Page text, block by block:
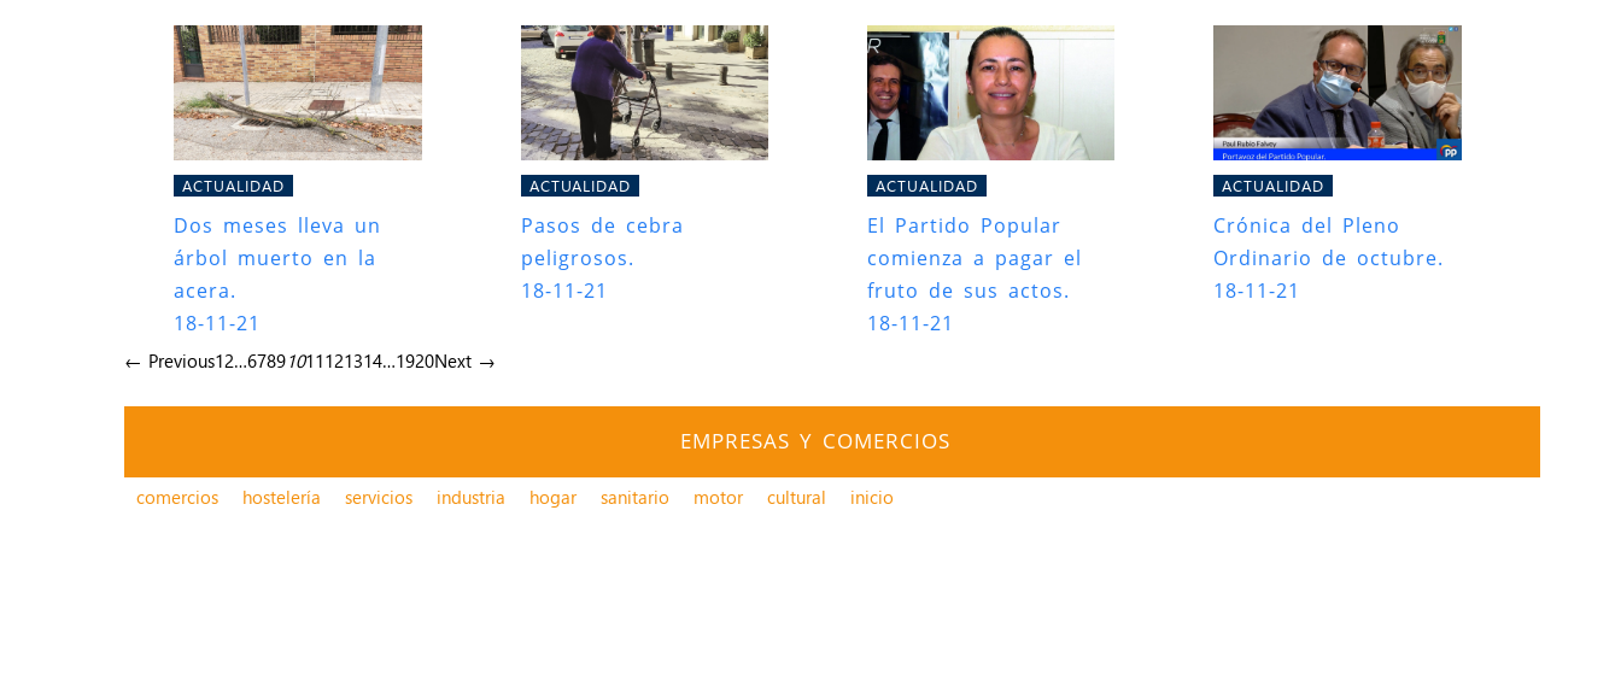
ACTUALIDAD
Dos meses lleva un
árbol muerto en la
acera.
18-11-21
ACTUALIDAD
Pasos de cebra
peligrosos.
18-11-21
ACTUALIDAD
El Partido Popular
comienza a pagar el
fruto de sus actos.
18-11-21
ACTUALIDAD
Crónica del Pleno
Ordinario de octubre.
18-11-21
← Previous12…67891011121314…1920Next →
EMPRESAS Y COMERCIOS
comercios hostelería servicios industria hogar sanitario motor cultural inicio